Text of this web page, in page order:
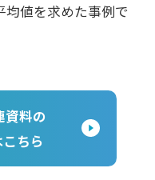
均値を求めた事例で
資料の
ちら